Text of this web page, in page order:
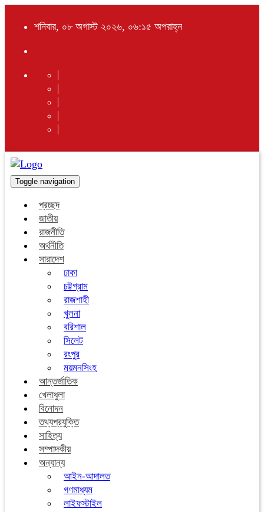
শনিবার, ০৮ অগাস্ট ২০২৬, ০৬:১৫ অপরাহ্ন
Toggle navigation
প্রচ্ছদ
জাতীয়
রাজনীতি
অর্থনীতি
সারাদেশ
ঢাকা
চট্টগ্রাম
রাজশাহী
খুলনা
বরিশাল
সিলেট
রংপুর
ময়মনসিংহ
আন্তর্জাতিক
খেলাধুলা
বিনোদন
তথ্যপ্রযুক্তি
সাহিত্য
সম্পাদকীয়
অন্যান্য
আইন-আদালত
গণমাধ্যম
লাইফস্টাইল